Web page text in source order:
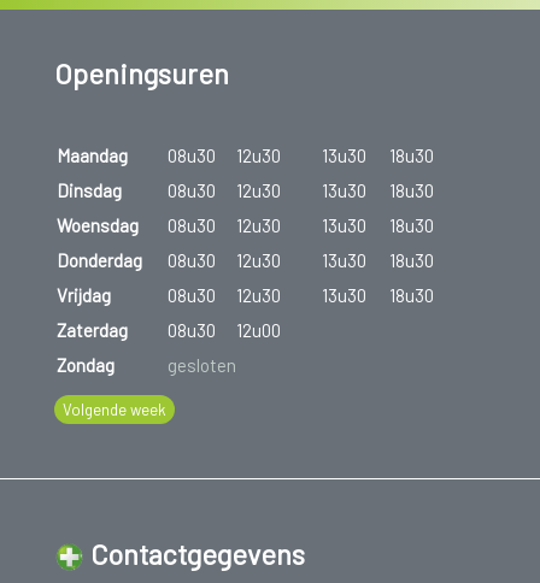
Openingsuren
Maandag 08u30 12u30 13u30
18u30
Dinsdag
08u30 12u30 13u30
18u30
Woensdag
08u30 12u30 13u30
18u30
Donderdag
08u30 12u30 13u30
18u30
Vrijdag
08u30 12u30 13u30
18u30
Zaterdag
08u30
12u00
Zondag
gesloten
Volgende week
Contactgegevens